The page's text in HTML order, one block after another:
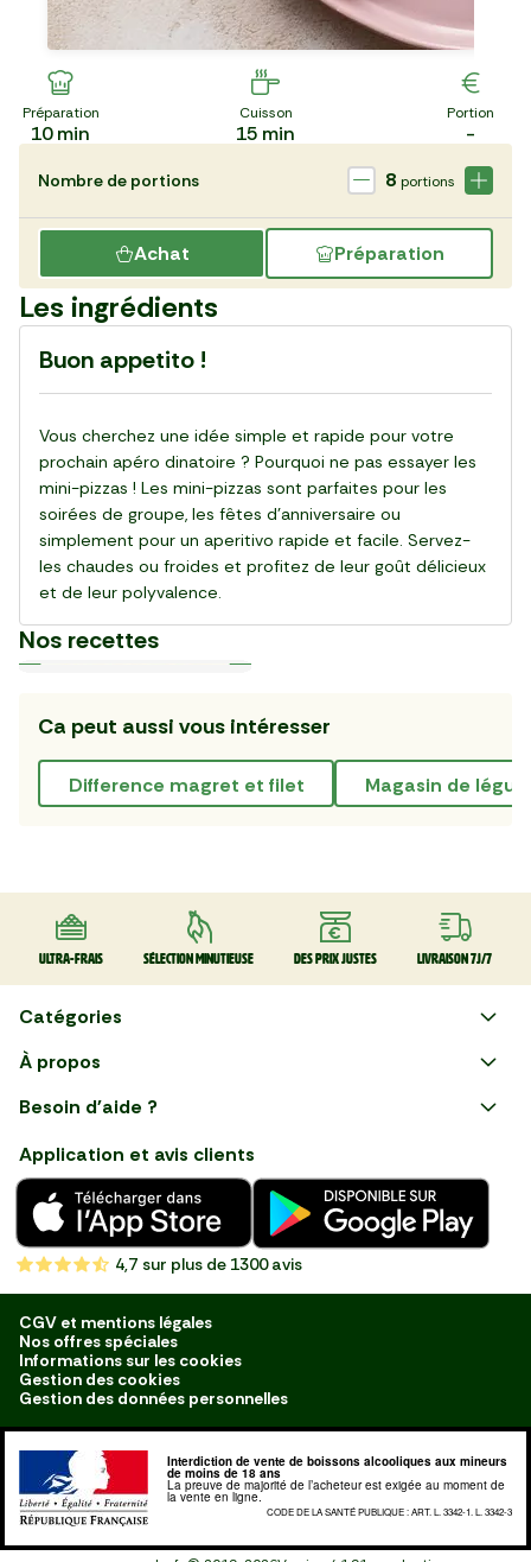
Préparation
10min
Cuisson
15 min
Portion
-
Achat Préparation
Nombre de portions 8 portions
Les ingrédients
Buon appetito !
Vous cherchez une idée simple et rapide pour votre
prochain apéro dinatoire ? Pourquoi ne pas essayer les
mini-pizzas ! Les mini-pizzas sont parfaites pour les
soirées de groupe, les fêtes d'anniversaire ou
simplement pour un aperitivo rapide et facile. Servez-
les chaudes ou froides et profitez de leur goût délicieux
et de leur polyvalence.
Nos recettes
Plat 30 min
La Salade de gnocchi,
mozzarella et serrano
Plat 20 min
La Pinsa Burrata Pesto
Plat 15 min
Le Carpaccio de Boeuf
Plat 55 min
La Kafta sauce tahini 🇯🇴
Plat 28 min
La Salade de chou rouge
thaï au poulet
Plat 20 min
Le Club sandwich
Plat 20 min
Le Taboulé végétal
Plat 25 min
La Salade de haricots verts
Plat 25 min
La Tarte Fraîche au Thon
Plat 30 min
Le Poke bowl au saumon et
légumes croquants 🇺🇸
Ca peut aussi vous intéresser
difference magret et filet magasin de
Ultra-frais Sélection minutieuse Des prix justes Livraison 7J/7
Catégories
Faire ses courses en ligne
Nouveautés
Fruits
Légumes
Boucherie
Charcuterie
Poissonnerie
Fromagerie
Crèmerie
Traiteur
Boulangerie
Épicerie Salée
À propos
et savoir-faire français en
choisissant notre service de
livraison de produits frais et
de qualité, livrés directement
chez vous. Une expérience
de courses en ligne pensée
pour vous.
Besoin d'aide ?
Application et avis clients
4,7 sur plus de 1300 avis
CGV et mentions légales
Nos offres spéciales
Informations sur les cookies
Gestion des cookies
Gestion des données personnelles
Interdiction de vente de boissons alcooliques aux mineurs
de moins de 18 ans
La preuve de majorité de l’acheteur est exigée au moment de
la vente en ligne.
CODE DE LA SANTÉ PUBLIQUE : ART. L. 3342-1. L. 3342-3